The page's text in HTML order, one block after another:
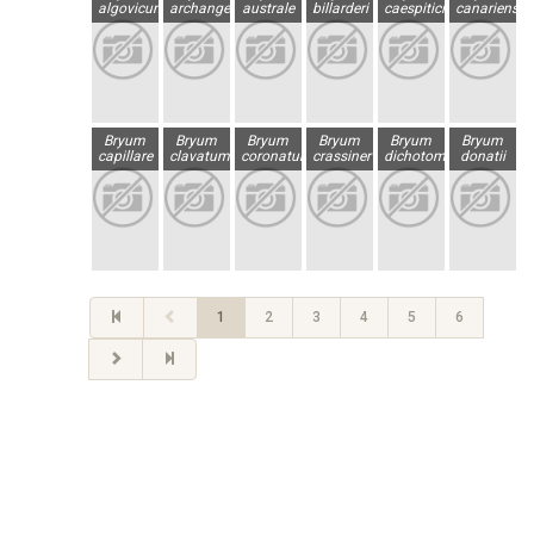
algovicum
archangelicumaustrale
billarderi
caespiticiumcanariense
Bryum
capillare
Bryum
clavatum
Bryum
coronatum
Bryum
crassinervium
Bryum
dichotomum
Bryum
donatii
1 2 3 4 5 6